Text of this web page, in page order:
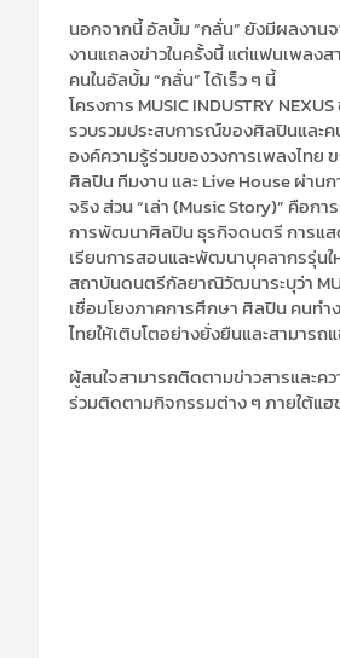
นอกจากนี้ อัลบั้ม “กลั่น” ยังมีผลงาน
งานแถลงข่าวในครั้งนี้ แต่แฟนเพลง
คนในอัลบั้ม “กลั่น” ได้เร็ว ๆ นี้
โครงการ MUSIC INDUSTRY
รวบรวมประสบการณ์ของศิลปินและ
องค์ความรู้ร่วมของวงการเพลงไทย
ศิลปิน ทีมงาน และ Live House ผ่า
จริง ส่วน “เล่า (Music Story)” คือ
การพัฒนาศิลปิน ธุรกิจดนตรี การแส
เรียนการสอนและพัฒนาบุคลากรรุ่นใ
สถาบันดนตรีกัลยาณิวัฒนาระบุว่า
เชื่อมโยงภาคการศึกษา ศิลปิน คนท
ไทยให้เติบโตอย่างยั่งยืนและสามาร
ผู้สนใจสามารถติดตามข่าวสารและคว
ร่วมติดตามกิจกรรมต่าง ๆ ภายใต้แฮ